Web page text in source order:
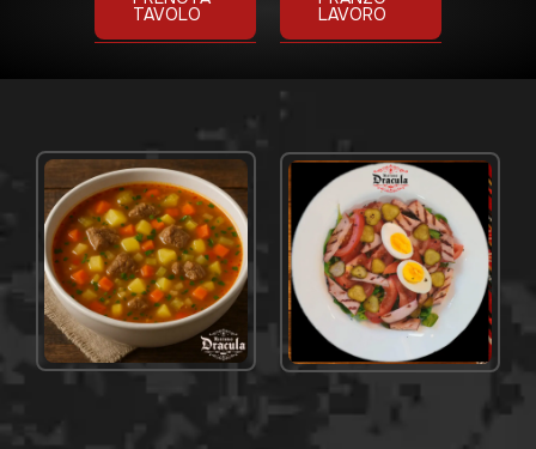
TAVOLO LAVORO
VEDI NEL MENÙ VEDI NEL MENÙ